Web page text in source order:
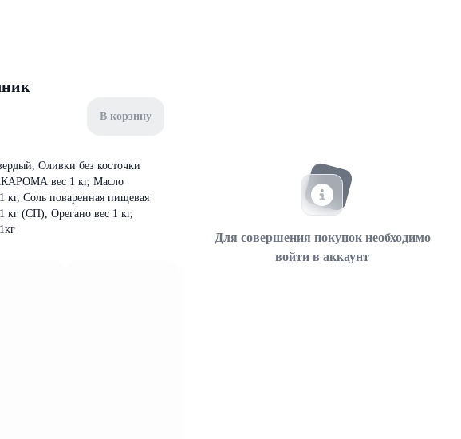
В корзину
Оливки без косточки
вес 1 кг, Масло
кг, Соль поваренная пищевая
кг (СП), Орегано вес 1 кг,
Для совершения покупок необходимо
войти в аккаунт